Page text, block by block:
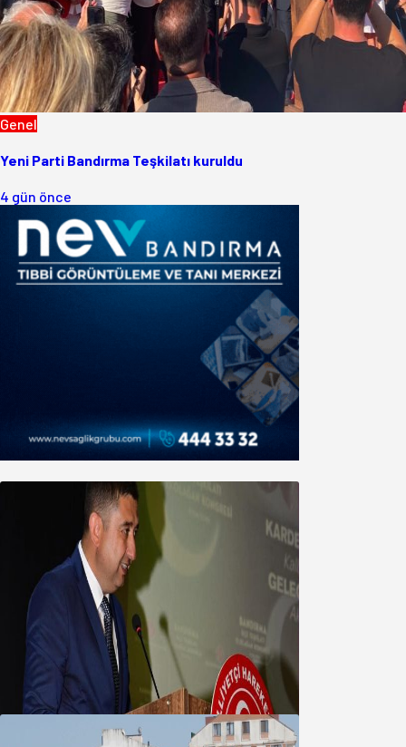
Genel
Yeni Parti Bandırma Teşkilatı kuruldu
4 gün önce
MHP’de Algül Dönemi başladı
09 Ağustos 2026